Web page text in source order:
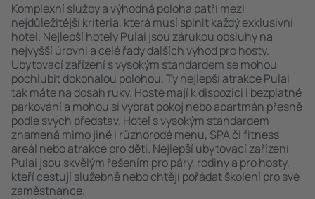
Komplexní služby a výhodná poloha patří mezi
nejdůležitější kritéria, která musí splnit každý exklusivní
hotel. Nejlepší hotely Pulai jsou zárukou obsluhy na
nejvyšší úrovni a celé řady dalších výhod pro hosty.
Ubytovací zařízení s vysokým standardem se mohou
pochlubit dokonalou polohou. Ty nejlepší atrakce Pulai
tak máte na dosah ruky. Hosté mají k dispozici i bezplatné
parkování a mohou si vybrat pokoj nebo apartmán přesně
podle svých představ. Hotel s vysokým standardem
znamená mimo jiné i různorodé menu, SPA či fitness
areál nebo atrakce pro děti. Nejlepší ubytovací zařízení
Pulai jsou skvělým řešením pro páry, rodiny a pro hosty,
kteří cestují služebně nebo chtějí pořádat školení pro své
zaměstnance.